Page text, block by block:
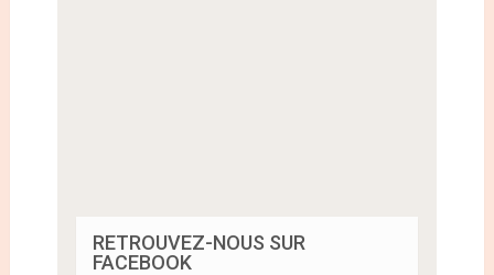
RETROUVEZ-NOUS SUR
FACEBOOK